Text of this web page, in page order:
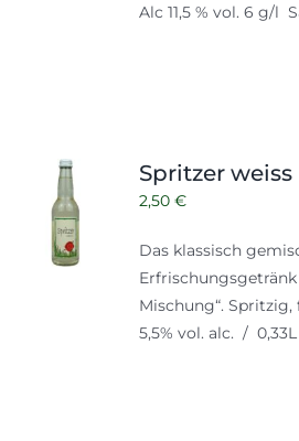
Alc 11,5 % vol. 6 g/l
Spritzer weiss
2,50 €
Das klassisch
Erfrischungsgetränk
Mischung“.
5,5% vol. alc. / 0,33L